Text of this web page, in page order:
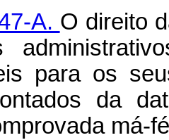
A. O direito
para os
da
má-